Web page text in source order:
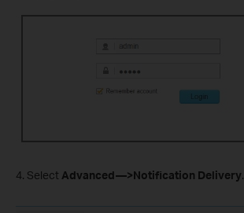
4. Select Advanced—>Notification Delivery.